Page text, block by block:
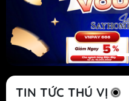
TIN TỨC THÚ VỊ